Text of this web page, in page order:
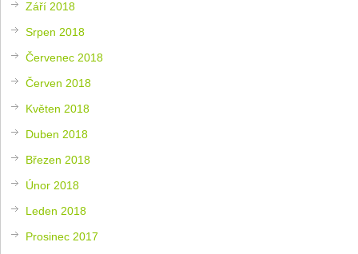
Září 2018
Srpen 2018
Červenec 2018
Červen 2018
Květen 2018
Duben 2018
Březen 2018
Únor 2018
Leden 2018
Prosinec 2017